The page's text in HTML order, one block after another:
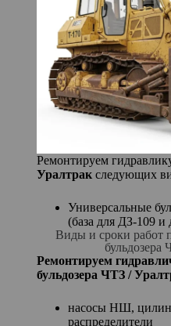
Ремонтируем
Уралтракследующих
Универсальные
(база для ДЗ-109 и
Виды и сроки работ
бульдозера
Ремонтируем
бульдозера ЧТЗ /
насосы НШ,
распределители